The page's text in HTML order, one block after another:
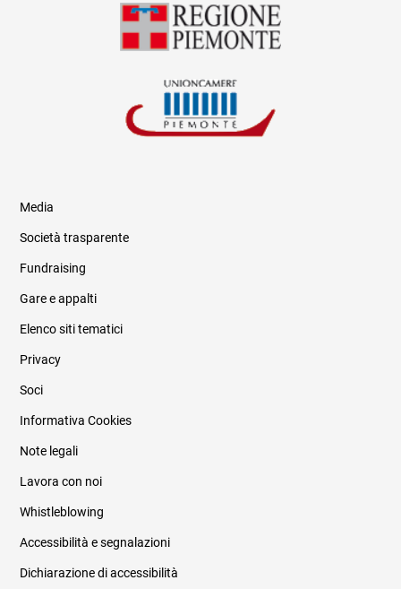
Informazioni legali e trasparenza
Media
Società trasparente
Fundraising
Gare e appalti
Elenco siti tematici
Privacy
Soci
Informativa Cookies
Note legali
Lavora con noi
Whistleblowing
Accessibilità e segnalazioni
Dichiarazione di accessibilità